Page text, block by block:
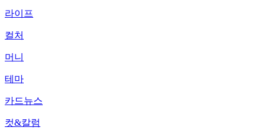
라이프
컬처
머니
테마
카드뉴스
컷&칼럼